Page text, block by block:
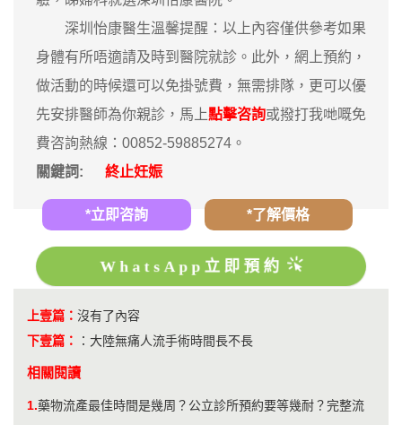
深圳怡康醫生溫馨提醒：以上內容僅供參考如果
身體有所唔適請及時到醫院就診。此外，網上預約，
做活動的時候還可以免掛號費，無需排隊，更可以優
先安排醫師為你親診，馬上點擊咨詢或撥打我哋嘅免
費咨詢熱線：00852-59885274。
關鍵詞:
終止妊娠
*立即咨詢 *了解價格
WhatsApp立即預約
上壹篇： 沒有了內容
下壹篇：
： 大陸無痛人流手術時間長不長
相關閱讀
1.​藥物流產最佳時間是幾周？公立診所預約要等幾耐？完整流